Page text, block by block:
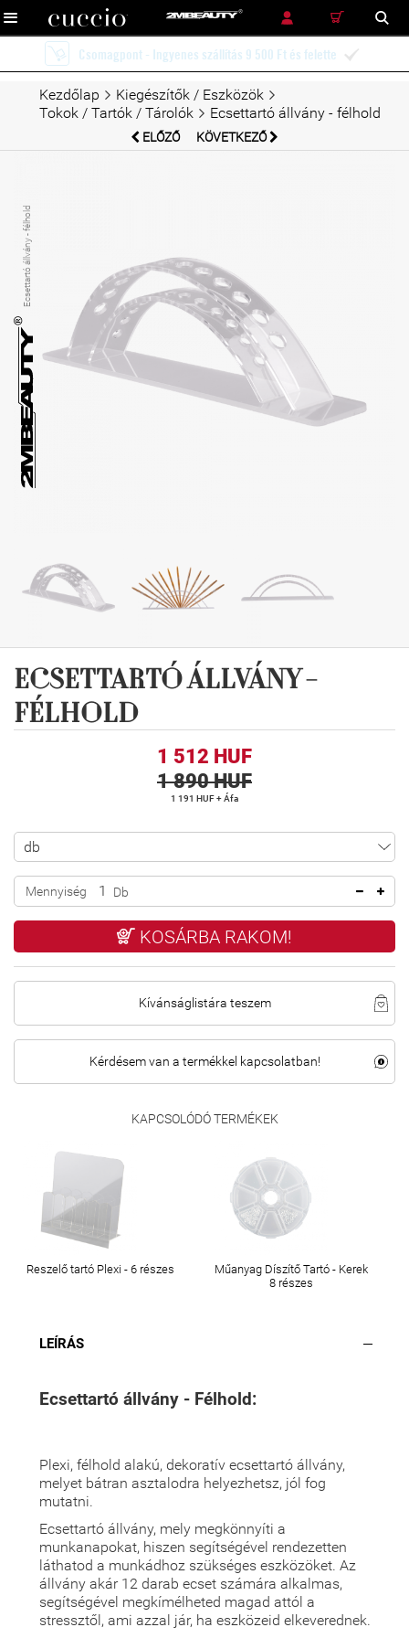
RÉSZLETES KERESÉS KERESÉS
Ingyenes szállítás futárszolgálattal 12 900 Ft és felette 
Kezdőlap
Kiegészítők / Eszközök
Tokok / Tartók / Tárolók
Ecsettartó állvány - félhold
ELŐZŐ KÖVETKEZŐ
Ecsettartó állvány - félhold
ECSETTARTÓ ÁLLVÁNY -
FÉLHOLD
1 512 HUF
1 890 HUF
1 191 HUF + Áfa
Mennyiség Db
KOSÁRBA RAKOM!
Kívánságlistára teszem
Kérdésem van a termékkel kapcsolatban!
KAPCSOLÓDÓ TERMÉKEK
Reszelő tartó Plexi - 6 részes
Műanyag Díszítő Tartó - Kerek
8 részes
LEÍRÁS
Ecsettartó állvány - Félhold:
Plexi, félhold alakú, dekoratív ecsettartó állvány,
melyet bátran asztalodra helyezhetsz, jól fog
mutatni.
Ecsettartó állvány, mely megkönnyíti a
munkanapokat, hiszen segítségével rendezetten
láthatod a munkádhoz szükséges eszközöket. Az
állvány akár 12 darab ecset számára alkalmas,
segítségével megkímélheted magad attól a
stressztől, ami azzal jár, ha eszközeid elkeverednek.